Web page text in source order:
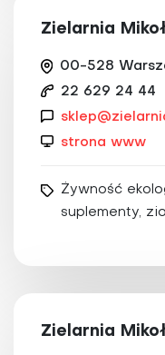
Zielarnia
00-528
22 629 24 44
strona www
Żywność
suplementy,
Zielarnia